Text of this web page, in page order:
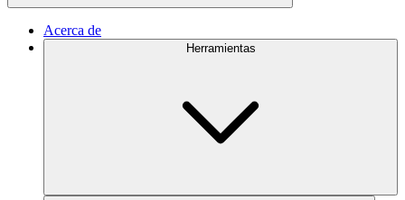
Acerca de
Herramientas